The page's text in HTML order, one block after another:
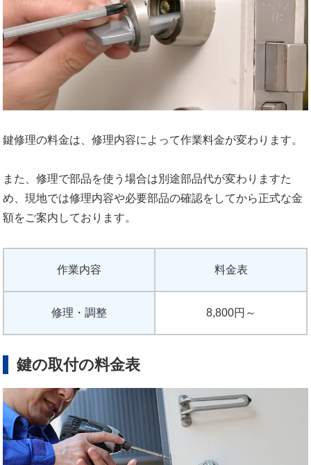
鍵修理の料金は、修理内容によって作業料金が変わります。
また、修理で部品を使う場合は別途部品代が変わりますた
め、現地では修理内容や必要部品の確認をしてから正式な金
額をご案内しております。
作業内容 料金表
修理・調整 8,800円～
鍵の取付の料金表